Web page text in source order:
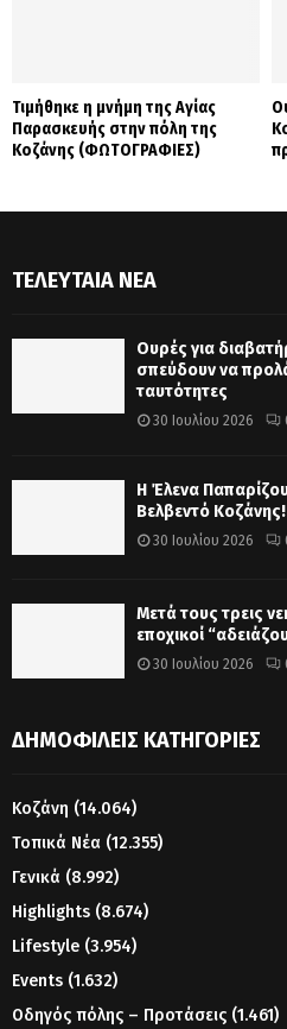
Τιμήθηκε η μνήμη της Αγίας
Παρασκευής στην πόλη της
Κοζάνης (ΦΩΤΟΓΡΑΦΙΕΣ)
ΤΕΛΕΥΤΑΊΑ ΝΈΑ
Ουρές για
σπεύδουν να
ταυτότητες
30 Ιουλίου 2026
Η Έλενα
Βελβεντό Κοζάνης!
30 Ιουλίου 2026
Μετά τους τρεις
εποχικοί
30 Ιουλίου 2026
ΔΗΜΟΦΙΛΕΊΣ ΚΑΤΗΓΟΡΊΕΣ
Κοζάνη (14.064)
Τοπικά Νέα (12.355)
Γενικά (8.992)
Highlights (8.674)
Lifestyle (3.954)
Events (1.632)
Οδηγός πόλης – Προτάσεις (1.461)